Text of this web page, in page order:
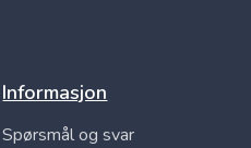
Informasjon
Spørsmål og svar